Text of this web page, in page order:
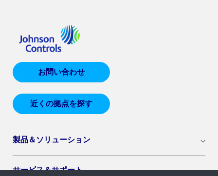
お問い合わせ
近くの拠点を探す
製品＆ソリューション
サービス＆サポート